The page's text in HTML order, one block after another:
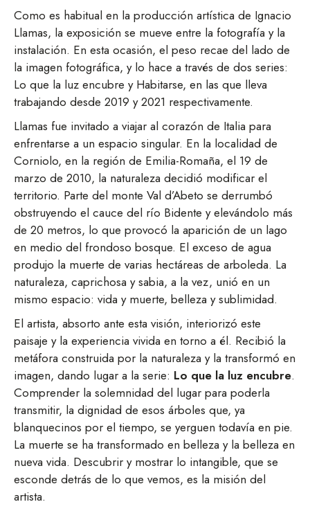
Como es habitual en la producción artística de Ignacio
Llamas, la exposición se mueve entre la fotografía y la
instalación. En esta ocasión, el peso recae del lado de
la imagen fotográfica, y lo hace a través de dos series:
Lo que la luz encubre y Habitarse, en las que lleva
trabajando desde 2019 y 2021 respectivamente.
Llamas fue invitado a viajar al corazón de Italia para
enfrentarse a un espacio singular. En la localidad de
Corniolo, en la región de Emilia-Romaña, el 19 de
marzo de 2010, la naturaleza decidió modificar el
territorio. Parte del monte Val d’Abeto se derrumbó
obstruyendo el cauce del río Bidente y elevándolo más
de 20 metros, lo que provocó la aparición de un lago
en medio del frondoso bosque. El exceso de agua
produjo la muerte de varias hectáreas de arboleda. La
naturaleza, caprichosa y sabia, a la vez, unió en un
mismo espacio: vida y muerte, belleza y sublimidad.
El artista, absorto ante esta visión, interiorizó este
paisaje y la experiencia vivida en torno a él. Recibió la
metáfora construida por la naturaleza y la transformó en
imagen, dando lugar a la serie: Lo que la luz encubre.
Comprender la solemnidad del lugar para poderla
transmitir, la dignidad de esos árboles que, ya
blanquecinos por el tiempo, se yerguen todavía en pie.
La muerte se ha transformado en belleza y la belleza en
nueva vida. Descubrir y mostrar lo intangible, que se
esconde detrás de lo que vemos, es la misión del
artista.